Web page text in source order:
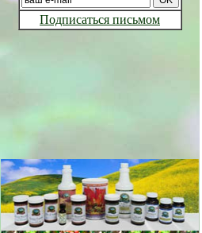
Подписаться письмом